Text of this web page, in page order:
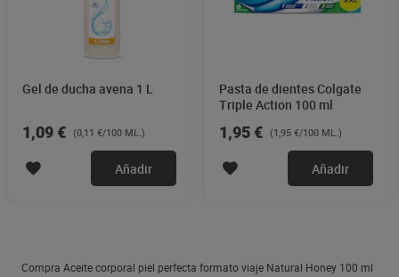
Gel de ducha avena 1 L
1,09 € (0,11 €/100 ML.)
Añadir
Pasta de dientes Colgate
Triple Action 100 ml
1,95 € (1,95 €/100 ML.)
Añadir
Compra Aceite corporal piel perfecta formato viaje Natural Honey 100 ml